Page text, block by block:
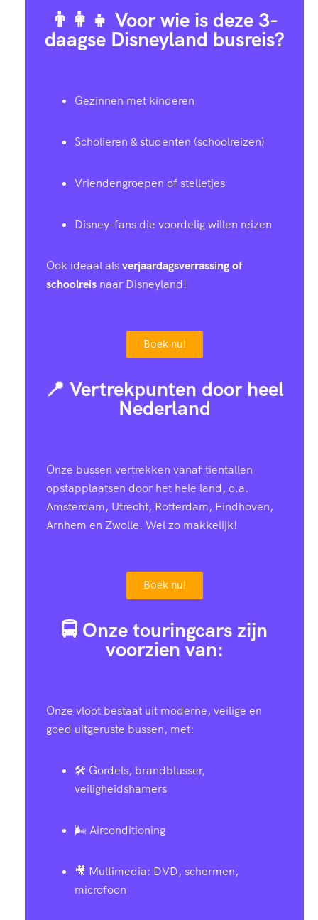
👨‍👩‍👧 Voor wie is deze 3-
daagse Disneyland busreis?
Gezinnen met kinderen
Scholieren & studenten (schoolreizen)
Vriendengroepen of stelletjes
Disney-fans die voordelig willen reizen
Ook ideaal alsverjaardagsverrassing of
schoolreis naar Disneyland!
Boek nu!
📍 Vertrekpunten door heel
Nederland
Onze bussen vertrekken vanaf tientallen
opstapplaatsen door het hele land, o.a.
Amsterdam, Utrecht, Rotterdam, Eindhoven,
Arnhem en Zwolle. Wel zo makkelijk!
Boek nu!
🚍 Onze touringcars zijn
voorzien van:
Onze vloot bestaat uit moderne, veilige en
goed uitgeruste bussen, met:
🛠️ Gordels, brandblusser,
veiligheidshamers
🌬️ Airconditioning
🎥 Multimedia: DVD, schermen,
microfoon